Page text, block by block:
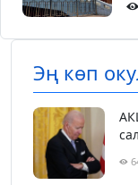
Эң көп